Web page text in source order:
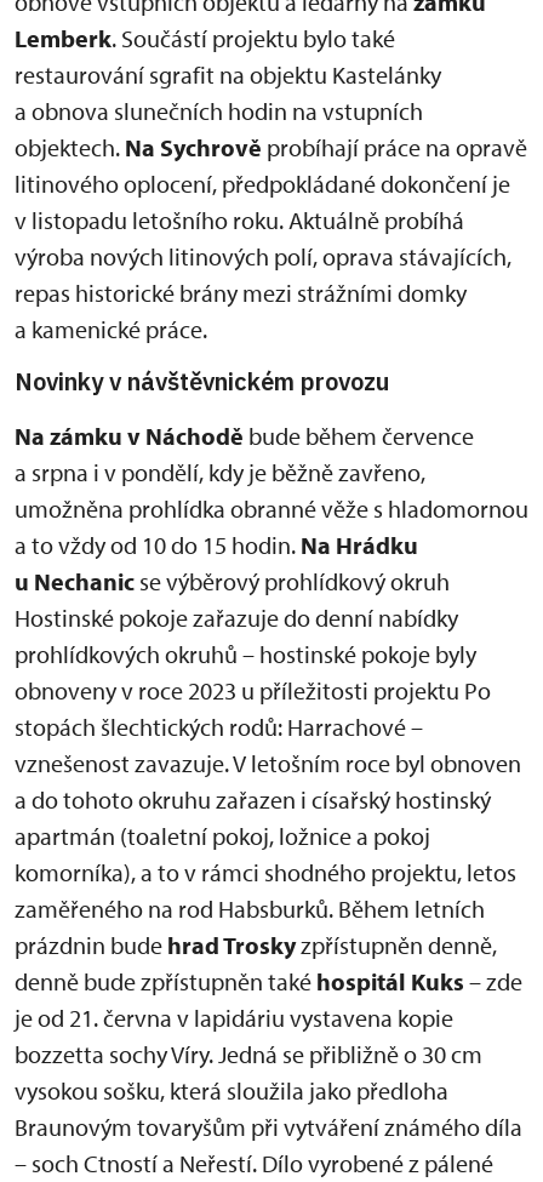
Lemberk. Součástí projektu bylo také
restaurování sgrafit na objektu Kastelánky
a obnova slunečních hodin na vstupních
objektech. Na Sychrově probíhají práce na opravě
litinového oplocení, předpokládané dokončení je
v listopadu letošního roku. Aktuálně probíhá
výroba nových litinových polí, oprava stávajících,
repas historické brány mezi strážními domky
a kamenické práce.
Novinky v návštěvnickém provozu
Na zámku v Náchodě bude během července
a srpna i v pondělí, kdy je běžně zavřeno,
umožněna prohlídka obranné věže s hladomornou
a to vždy od 10 do 15 hodin. Na Hrádku
u Nechanic se výběrový prohlídkový okruh
Hostinské pokoje zařazuje do denní nabídky
prohlídkových okruhů – hostinské pokoje byly
obnoveny v roce 2023 u příležitosti projektu Po
stopách šlechtických rodů: Harrachové –
vznešenost zavazuje. V letošním roce byl obnoven
a do tohoto okruhu zařazen i císařský hostinský
apartmán (toaletní pokoj, ložnice a pokoj
komorníka), a to v rámci shodného projektu, letos
zaměřeného na rod Habsburků. Během letních
prázdnin bude hrad Troskyzpřístupněn denně,
denně bude zpřístupněn také hospitál Kuks – zde
je od 21. června v lapidáriu vystavena kopie
bozzetta sochy Víry. Jedná se přibližně o 30 cm
vysokou sošku, která sloužila jako předloha
Braunovým tovaryšům při vytváření známého díla
– soch Ctností a Neřestí. Dílo vyrobené z pálené